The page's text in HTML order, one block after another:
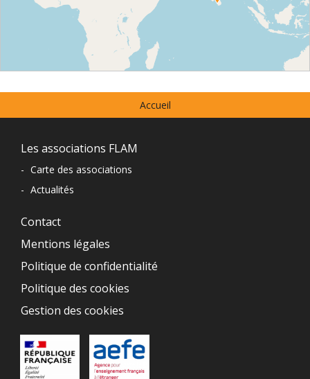
contributors.
Accueil
Navigation
du
pied
de
page
Les associations FLAM
- Carte des associations
- Actualités
Contact
Mentions légales
Politique de confidentialité
Politique des cookies
Gestion des cookies